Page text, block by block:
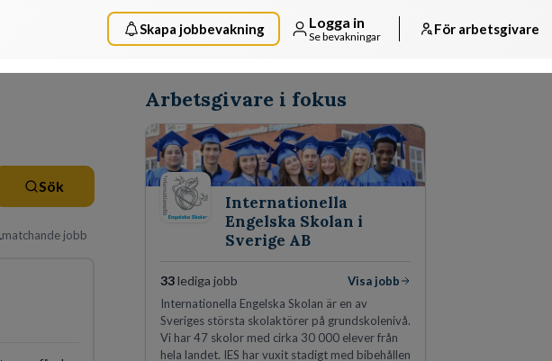
Skapa jobbevakning Logga in
Se bevakningar För arbetsgivare
Sök
matchande jobb
Arbetsgivare i fokus
Internationella
Engelska Skolan i
Sverige AB
33lediga jobb
Visa jobb
Internationella Engelska Skolan är en av
Sveriges största skolaktörer på grundskolenivå.
Vi har 47 skolor med cirka 30 000 elever från
hela landet. IES har vuxit stadigt med bibehållen